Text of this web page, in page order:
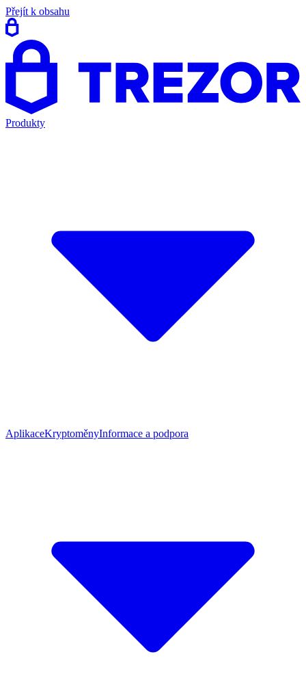
Přejít k obsahu
Produkty
AplikaceKryptoměnyInformace a podpora